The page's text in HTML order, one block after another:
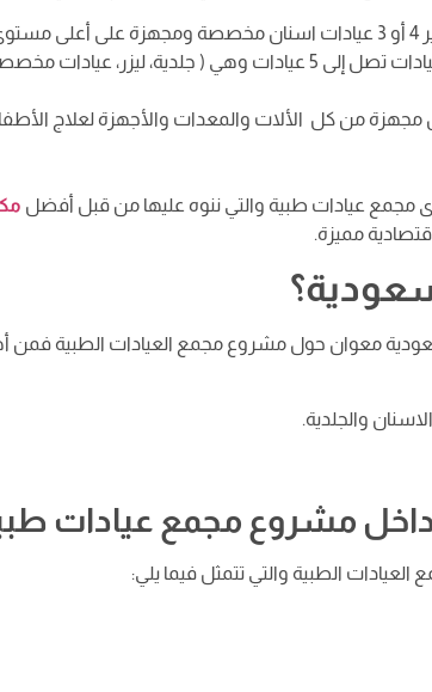
هذا القسم يحتوي على عدد كبير من العيادات تصل إلى 5 عيادات وهي ( جلدية، ليزر، عيادات
طبية على 2 عيادة أطفال مجهزة من كل الألات والمعدات والأجهزة لعلاج
مجمع عيادات طبية والتي ننوه عليها من قبل أفضل
مميزة.
معوان حول مشروع مجمع العيادات الطبية فمن
والجلدية.
داخل مشروع مجمع عيادات
الطبية والتي تتمثل فيما يلي: